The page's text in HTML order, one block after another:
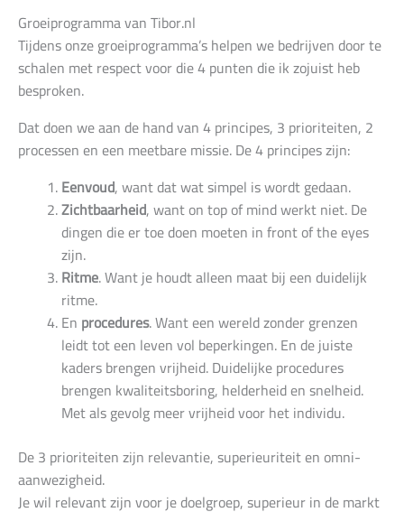
Groeiprogramma van Tibor.nl
Tijdens onze groeiprogramma’s helpen we bedrijven door te
schalen met respect voor die 4 punten die ik zojuist heb
besproken.
Dat doen we aan de hand van 4 principes, 3 prioriteiten, 2
processen en een meetbare missie. De 4 principes zijn:
Eenvoud, want dat wat simpel is wordt gedaan.
Zichtbaarheid, want on top of mind werkt niet. De
dingen die er toe doen moeten in front of the eyes
zijn.
Ritme. Want je houdt alleen maat bij een duidelijk
ritme.
En procedures. Want een wereld zonder grenzen
leidt tot een leven vol beperkingen. En de juiste
kaders brengen vrijheid. Duidelijke procedures
brengen kwaliteitsboring, helderheid en snelheid.
Met als gevolg meer vrijheid voor het individu.
De 3 prioriteiten zijn relevantie, superieuriteit en omni-
aanwezigheid.
Je wil relevant zijn voor je doelgroep, superieur in de markt